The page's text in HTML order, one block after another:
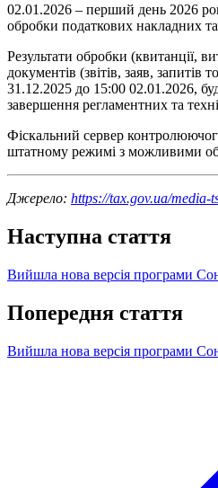
02.01.2026 – перший день 2026
обробки податкових накладних
Результати обробки (квитанції,
документів (звітів, заяв, запитів
31.12.2025 до 15:00 02.01.2026,
завершення регламентних та
Фіскальний сервер
штатному режимі з можливими
Джерело: https://tax.gov.ua/media-
Наступна стаття
Вийшла нова версія програми
Попередня стаття
Вийшла нова версія програми